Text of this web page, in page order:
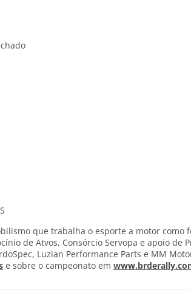
que trabalha o esporte a motor como
de Atvos, Consórcio Servopa e apoio de
Luzian Performance Parts e MM
e sobre o campeonato em